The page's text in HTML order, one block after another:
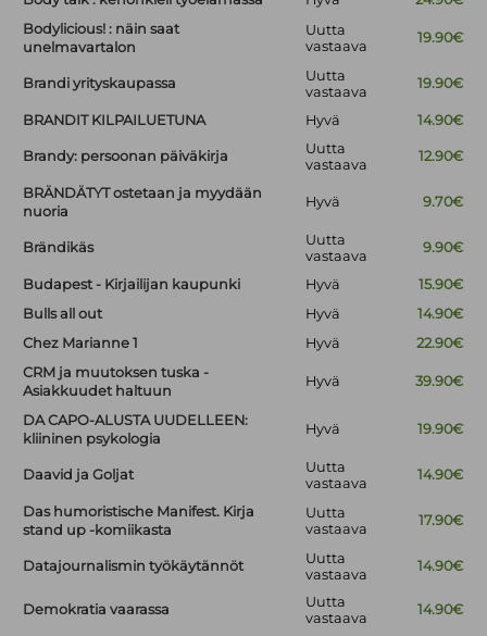
Bodylicious! : näin saat
unelmavartalon
Uutta
vastaava
19.90€
Brandi yrityskaupassa
Uutta
vastaava
19.90€
BRANDIT KILPAILUETUNA Hyvä 14.90€
Brandy: persoonan päiväkirja
Uutta
vastaava
12.90€
BRÄNDÄTYT ostetaan ja myydään
nuoria
Hyvä 9.70€
Brändikäs
Uutta
vastaava
9.90€
Budapest - Kirjailijan kaupunki Hyvä
15.90€
Bulls all out
Hyvä
14.90€
Chez Marianne 1
Hyvä
22.90€
CRM ja muutoksen tuska -
Asiakkuudet haltuun
Hyvä 39.90€
DA CAPO-ALUSTA UUDELLEEN:
kliininen psykologia
Hyvä 19.90€
Daavid ja Goljat
Uutta
vastaava
14.90€
Das humoristische Manifest. Kirja
stand up -komiikasta
Uutta
vastaava
17.90€
Datajournalismin työkäytännöt
Uutta
vastaava
14.90€
Demokratia vaarassa
Uutta
vastaava
14.90€